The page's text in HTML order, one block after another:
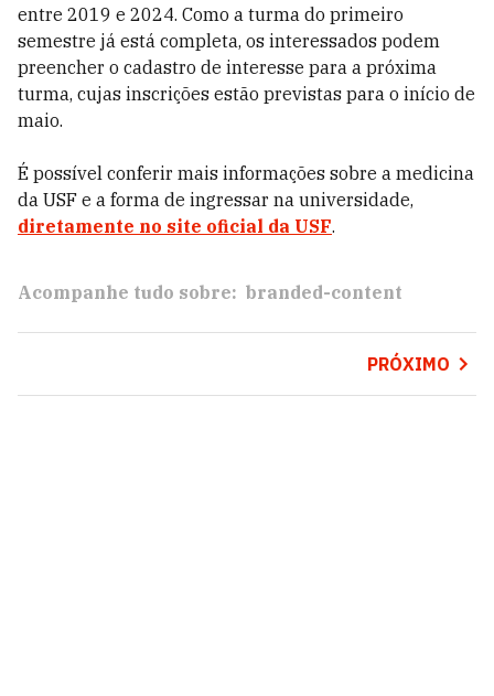
entre 2019 e 2024. Como a turma do primeiro
semestre já está completa, os interessados podem
preencher o cadastro de interesse para a próxima
turma, cujas inscrições estão previstas para o início de
maio.
É possível conferir mais informações sobre a medicina
da USF e a forma de ingressar na universidade,
diretamente no site oficial da USF.
Acompanhe tudo sobre: branded-content
PRÓXIMO